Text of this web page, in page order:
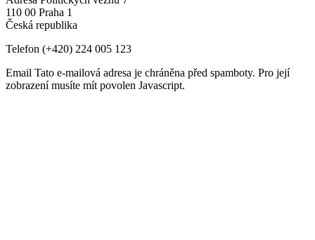
110 00 Praha 1
Česká republika
Telefon (+420) 224 005 123
Email Tato e-mailová adresa je chráněna před spamboty. Pro její
zobrazení musíte mít povolen Javascript.